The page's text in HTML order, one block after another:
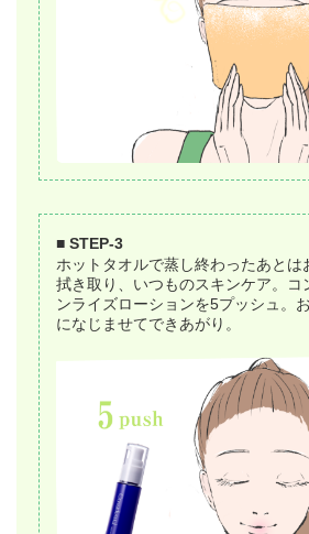
■ STEP-3
ホットタオルで蒸し終わったあとは
拭き取り、いつものスキンケア。コ
ンライズローションを5プッシュ。
になじませてできあがり。